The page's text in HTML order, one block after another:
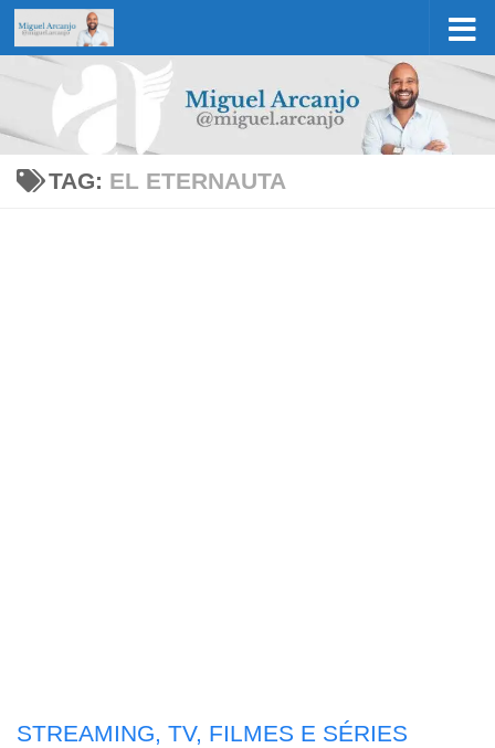
Skip to content
TAG: EL ETERNAUTA
STREAMING, TV, FILMES E SÉRIES